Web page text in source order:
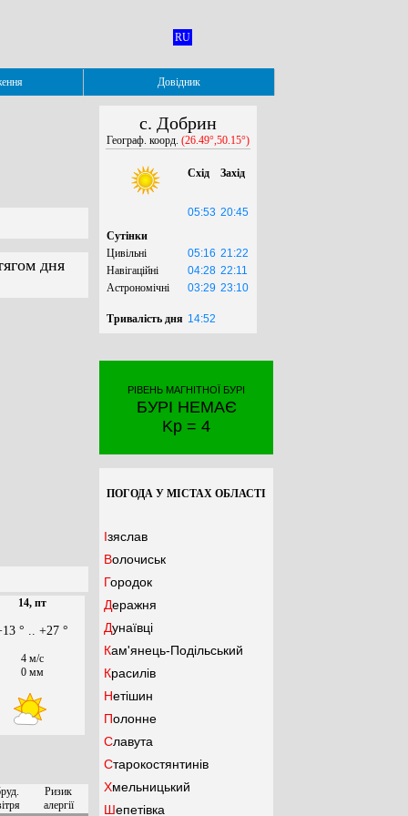
RU
Довідник
дня
14, пт
° .. +27 °
4 м/с
0 мм
Ризик
алергії
с. Добрин
Географ. коорд. (26.49°,50.15°)
Схід Захід
05:53 20:45
Сутінки
Цивільні
05:16 21:22
Навігаційні
04:28 22:11
Астрономічні
03:29 23:10
Тривалість дня 14:52
РІВЕНЬ МАГНІТНОЇ БУРІ
БУРІ НЕМАЄ
Kp = 4
ПОГОДА У МІСТАХ ОБЛАСТІ
Ізяслав
Волочиськ
Городок
Деражня
Дунаївці
Кам'янець-Подільський
Красилів
Нетішин
Полонне
Славута
Старокостянтинів
Хмельницький
Шепетівка